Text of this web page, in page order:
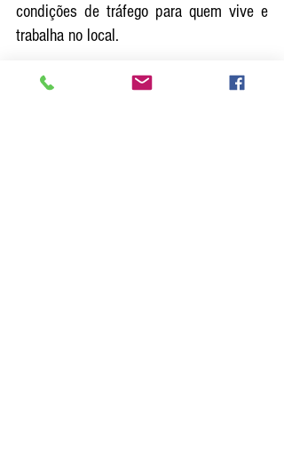
condições de tráfego para quem vive e
trabalha no local.